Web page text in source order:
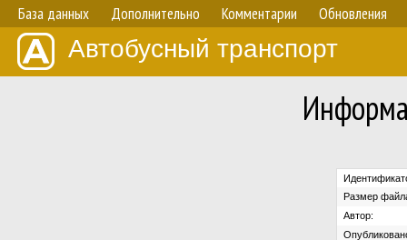
База данных Дополнительно Комментарии Обновления
Автобусный транспорт
Размер
Автор: